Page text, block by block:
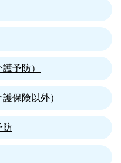
予防）
保険以外）
防